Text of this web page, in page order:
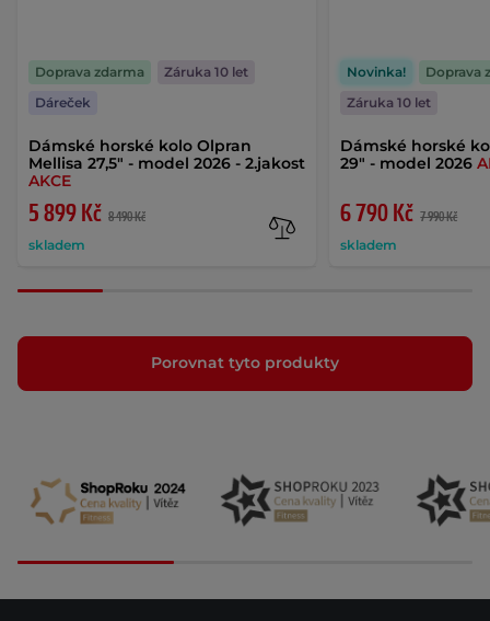
Dámské horské kolo Olpran
Mellisa 27,5" - model 2026 - 2.jakost
AKCE
5 899 Kč 8 490 Kč
skladem
Doprava zdarma
Záruka 10 let
Dáreček
Dámské horské
29" - model 2026
6 790 Kč 7 990 Kč
skladem
Novinka!
Doprava
Záruka 10 let
Porovnat tyto produkty